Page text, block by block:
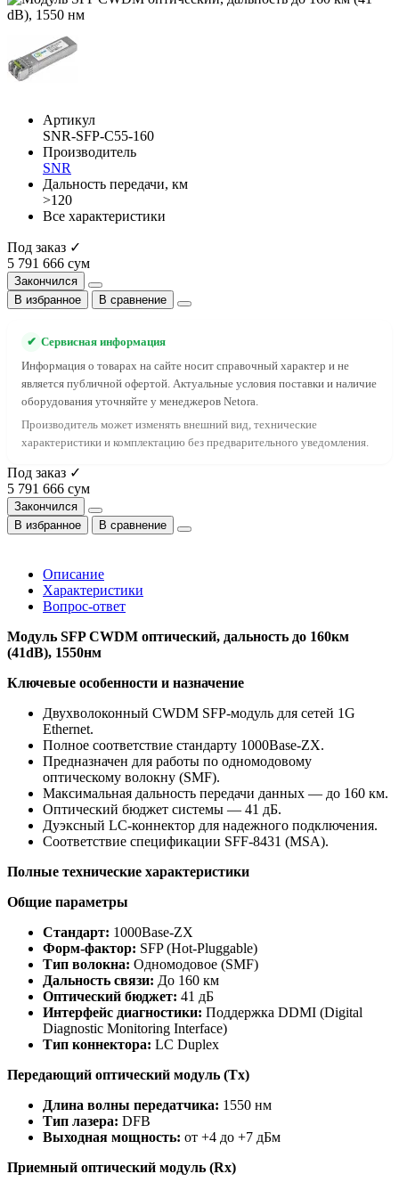
Артикул
SNR-SFP-C55-160
Производитель
SNR
Дальность передачи, км
>120
Все характеристики
Под заказ ✓
5 791 666 сум
Закончился
В избранное
В сравнение
✔ Сервисная информация
Информация о товарах на сайте носит справочный характер и не
является публичной офертой. Актуальные условия поставки и наличие
оборудования уточняйте у менеджеров Netora.
Производитель может изменять внешний вид, технические
характеристики и комплектацию без предварительного уведомления.
Под заказ ✓
5 791 666 сум
Закончился
В избранное
В сравнение
Описание
Характеристики
Вопрос-ответ
Модуль SFP CWDM оптический, дальность до 160км
(41dB), 1550нм
Ключевые особенности и назначение
Двухволоконный CWDM SFP-модуль для сетей 1G
Ethernet.
Полное соответствие стандарту 1000Base-ZX.
Предназначен для работы по одномодовому
оптическому волокну (SMF).
Максимальная дальность передачи данных — до 160 км.
Оптический бюджет системы — 41 дБ.
Дуэксный LC-коннектор для надежного подключения.
Соответствие спецификации SFF-8431 (MSA).
Полные технические характеристики
Общие параметры
Стандарт: 1000Base-ZX
Форм-фактор: SFP (Hot-Pluggable)
Тип волокна: Одномодовое (SMF)
Дальность связи: До 160 км
Оптический бюджет: 41 дБ
Интерфейс диагностики: Поддержка DDMI (Digital
Diagnostic Monitoring Interface)
Тип коннектора: LC Duplex
Передающий оптический модуль (Tx)
Длина волны передатчика: 1550 нм
Тип лазера: DFB
Выходная мощность: от +4 до +7 дБм
Приемный оптический модуль (Rx)